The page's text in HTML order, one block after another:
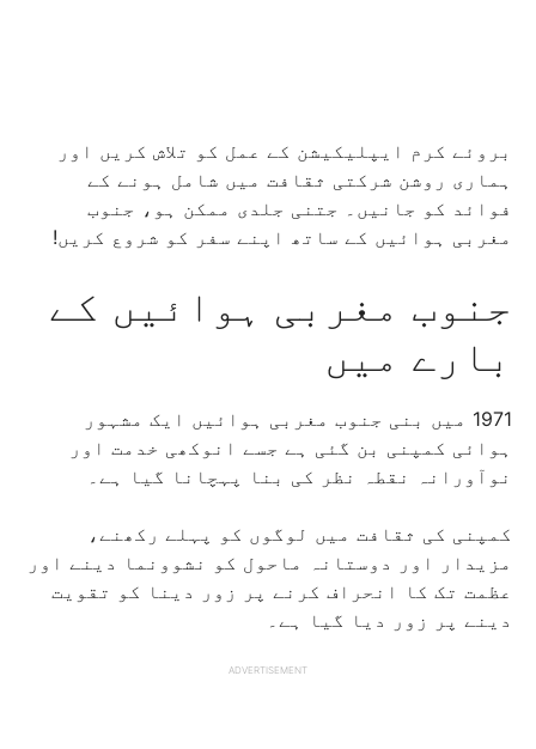
بروئے کرم ایپلیکیشن کے عمل کو تلاش کریں اور
ہماری روشن شرکتی ثقافت میں شامل ہونے کے
فوائد کو جانیں۔ جتنی جلدی ممکن ہو، جنوب
مغربی ہوائیں کے ساتھ اپنے سفر کو شروع کریں!
جنوب مغربی ہوائیں کے
بارے میں
1971 میں بنی جنوب مغربی ہوائیں ایک مشہور
ہوائی کمپنی بن گئی ہے جسے انوکھی خدمت اور
نوآورانہ نقطہ نظر کی بنا پہچانا گیا ہے۔
کمپنی کی ثقافت میں لوگوں کو پہلے رکھنے،
مزیدار اور دوستانہ ماحول کو نشوونما دینے اور
عظمت تک کا انحراف کرنے پر زور دینا کو تقویت
دینے پر زور دیا گیا ہے۔
ADVERTISEMENT